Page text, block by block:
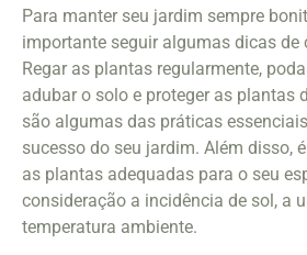
Para manter seu jardim sempre
importante seguir algumas dicas de
Regar as plantas regularmente,
adubar o solo e proteger as plantas
são algumas das práticas
sucesso do seu jardim. Além disso,
as plantas adequadas para o seu
consideração a incidência de sol, a
temperatura ambiente.